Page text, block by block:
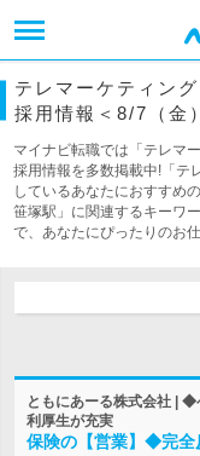
テレマーケティン
採用情報＜8/7（金
マイナビ転職では「テレマ
採用情報を多数掲載中!「テ
しているあなたにおすすめ
笹塚駅」に関連するキーワ
で、あなたにぴったりのお
ともにあーる株式会社 |
利厚生が充実
保険の【営業】◆完